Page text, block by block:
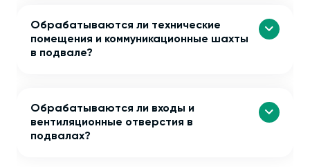
Обрабатываются ли технические
помещения и коммуникационные шахты
в подвале?
Обрабатываются ли входы и
вентиляционные отверстия в
подвалах?